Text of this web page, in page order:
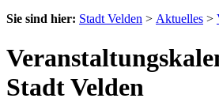
Sie sind hier: Stadt Velden > Aktuelles >
Stadt Velden